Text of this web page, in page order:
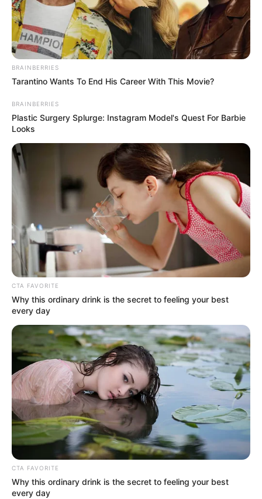
BRAINBERRIES
Tarantino Wants To End His Career With This Movie?
BRAINBERRIES
Plastic Surgery Splurge: Instagram Model's Quest For Barbie
Looks
CTA FAVORITE
Why this ordinary drink is the secret to feeling your best
every day
CTA FAVORITE
Why this ordinary drink is the secret to feeling your best
every day